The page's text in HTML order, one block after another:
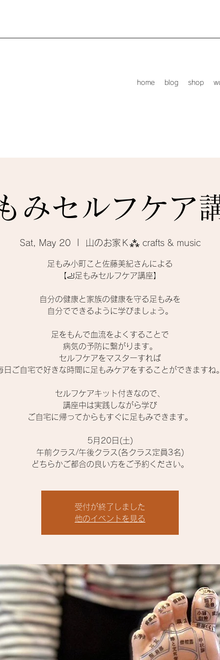
home blog shop
みセルフケア
Sat, May 20 山のお家Ｋ⁂ crafts & music
足もみ小町こと佐藤美紀さんによる
【🦶足もみセルフケア講座】
自分の健康と家族の健康を守る足もみを
自分でできるように学びましょう。
足をもんで血流をよくすることで
病気の予防に繋がります。
セルフケアをマスターすれば
日ご自宅で好きな時間に足もみケアをすることができますね
セルフケアキット付きなので、
講座中は実践しながら学び
ご自宅に帰ってからもすぐに足もみできます。
5月20日(土)
午前クラス/午後クラス(各クラス定員3名)
受付が終了しました
他のイベントを見る